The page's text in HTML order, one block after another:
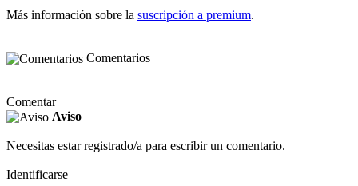
Más información sobre la suscripción a premium.
Comentarios
Comentar
Aviso
Necesitas estar registrado/a para escribir un comentario.
Identificarse